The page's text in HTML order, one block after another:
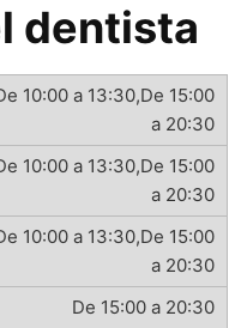
dentista
10:00 a 13:30,De 15:00
a 20:30
10:00 a 13:30,De 15:00
a 20:30
10:00 a 13:30,De 15:00
a 20:30
De 15:00 a 20:30